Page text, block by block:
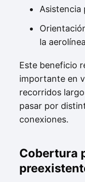
Asistencia
la aerolínea
Este beneficio
importante en
recorridos
pasar por
conexiones.
Cobertura